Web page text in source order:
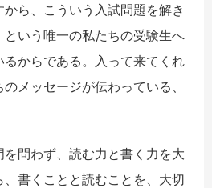
ら、こういう入試問題を解き
いう唯一の私たちの受験生へ
からである。入って来てくれ
メッセージが伝わっている、
問わず、読む力と書く力を大
書くことと読むことを、大切